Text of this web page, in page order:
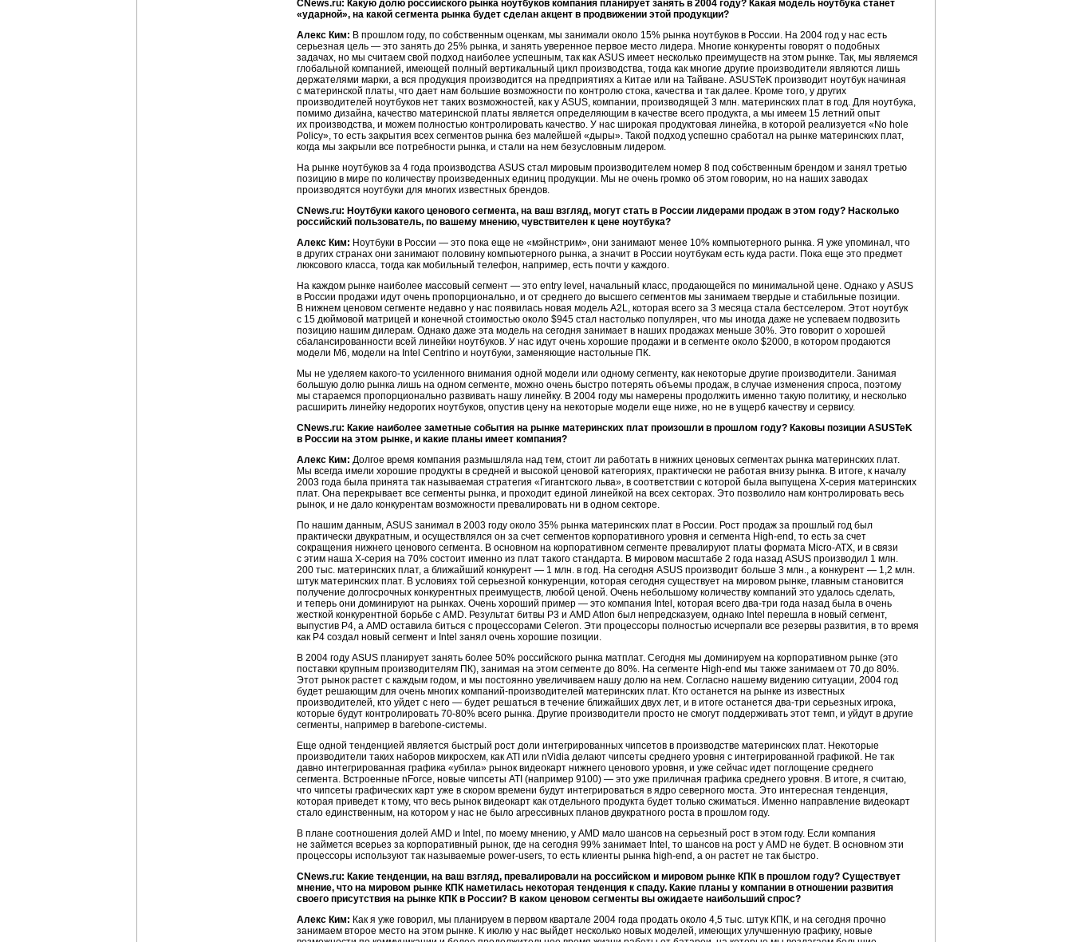
CNews.ru: Какую долю российского рынка ноутбуков компания планирует занять в 2004 году? Какая модель ноутбука станет
«ударной», на какой сегмента рынка будет сделан акцент в продвижении этой продукции?
Алекс Ким: В прошлом году, по собственным оценкам, мы занимали около 15% рынка ноутбуков в России. На 2004 год у нас есть
серьезная цель — это занять до 25% рынка, и занять уверенное первое место лидера. Многие конкуренты говорят о подобных
задачах, но мы считаем свой подход наиболее успешным, так как ASUS имеет несколько преимуществ на этом рынке. Так, мы являемся
глобальной компанией, имеющей полный вертикальный цикл производства, тогда как многие другие производители являются лишь
держателями марки, а вся продукция производится на предприятиях а Китае или на Тайване. ASUSTeK производит ноутбук начиная
с материнской платы, что дает нам большие возможности по контролю стока, качества и так далее. Кроме того, у других
производителей ноутбуков нет таких возможностей, как у ASUS, компании, производящей 3 млн. материнских плат в год. Для ноутбука,
помимо дизайна, качество материнской платы является определяющим в качестве всего продукта, а мы имеем 15 летний опыт
их производства, и можем полностью контролировать качество. У нас широкая продуктовая линейка, в которой реализуется «No hole
Policy», то есть закрытия всех сегментов рынка без малейшей «дыры». Такой подход успешно сработал на рынке материнских плат,
когда мы закрыли все потребности рынка, и стали на нем безусловным лидером.
На рынке ноутбуков за 4 года производства ASUS стал мировым производителем номер 8 под собственным брендом и занял третью
позицию в мире по количеству произведенных единиц продукции. Мы не очень громко об этом говорим, но на наших заводах
производятся ноутбуки для многих известных брендов.
CNews.ru: Ноутбуки какого ценового сегмента, на ваш взгляд, могут стать в России лидерами продаж в этом году? Насколько
российский пользователь, по вашему мнению, чувствителен к цене ноутбука?
Алекс Ким: Ноутбуки в России — это пока еще не «мэйнстрим», они занимают менее 10% компьютерного рынка. Я уже упоминал, что
в других странах они занимают половину компьютерного рынка, а значит в России ноутбукам есть куда расти. Пока еще это предмет
люксового класса, тогда как мобильный телефон, например, есть почти у каждого.
На каждом рынке наиболее массовый сегмент — это entry level, начальный класс, продающейся по минимальной цене. Однако у ASUS
в России продажи идут очень пропорционально, и от среднего до высшего сегментов мы занимаем твердые и стабильные позиции.
В нижнем ценовом сегменте недавно у нас появилась новая модель A2L, которая всего за 3 месяца стала бестселером. Этот ноутбук
с 15 дюймовой матрицей и конечной стоимостью около $945 стал настолько популярен, что мы иногда даже не успеваем подвозить
позицию нашим дилерам. Однако даже эта модель на сегодня занимает в наших продажах меньше 30%. Это говорит о хорошей
сбалансированности всей линейки ноутбуков. У нас идут очень хорошие продажи и в сегменте около $2000, в котором продаются
модели M6, модели на Intel Centrino и ноутбуки, заменяющие настольные ПК.
Мы не уделяем какого-то усиленного внимания одной модели или одному сегменту, как некоторые другие производители. Занимая
большую долю рынка лишь на одном сегменте, можно очень быстро потерять объемы продаж, в случае изменения спроса, поэтому
мы стараемся пропорционально развивать нашу линейку. В 2004 году мы намерены продолжить именно такую политику, и несколько
расширить линейку недорогих ноутбуков, опустив цену на некоторые модели еще ниже, но не в ущерб качеству и сервису.
CNews.ru: Какие наиболее заметные события на рынке материнских плат произошли в прошлом году? Каковы позиции ASUSTeK
в России на этом рынке, и какие планы имеет компания?
Алекс Ким: Долгое время компания размышляла над тем, стоит ли работать в нижних ценовых сегментах рынка материнских плат.
Мы всегда имели хорошие продукты в средней и высокой ценовой категориях, практически не работая внизу рынка. В итоге, к началу
2003 года была принята так называемая стратегия «Гигантского льва», в соответствии с которой была выпущена X-серия материнских
плат. Она перекрывает все сегменты рынка, и проходит единой линейкой на всех секторах. Это позволило нам контролировать весь
рынок, и не дало конкурентам возможности превалировать ни в одном секторе.
По нашим данным, ASUS занимал в 2003 году около 35% рынка материнских плат в России. Рост продаж за прошлый год был
практически двукратным, и осуществлялся он за счет сегментов корпоративного уровня и сегмента High-end, то есть за счет
сокращения нижнего ценового сегмента. В основном на корпоративном сегменте превалируют платы формата Micro-ATX, и в связи
с этим наша Х-серия на 70% состоит именно из плат такого стандарта. В мировом масштабе 2 года назад ASUS производил 1 млн.
200 тыс. материнских плат, а ближайший конкурент — 1 млн. в год. На сегодня ASUS производит больше 3 млн., а конкурент — 1,2 млн.
штук материнских плат. В условиях той серьезной конкуренции, которая сегодня существует на мировом рынке, главным становится
получение долгосрочных конкурентных преимуществ, любой ценой. Очень небольшому количеству компаний это удалось сделать,
и теперь они доминируют на рынках. Очень хороший пример — это компания Intel, которая всего два-три года назад была в очень
жесткой конкурентной борьбе с AMD. Результат битвы Р3 и AMD Atlon был непредсказуем, однако Intel перешла в новый сегмент,
выпустив Р4, а AMD оставила биться с процессорами Celeron. Эти процессоры полностью исчерпали все резервы развития, в то время
как Р4 создал новый сегмент и Intel занял очень хорошие позиции.
В 2004 году ASUS планирует занять более 50% российского рынка матплат. Сегодня мы доминируем на корпоративном рынке (это
поставки крупным производителям ПК), занимая на этом сегменте до 80%. На сегменте High-end мы также занимаем от 70 до 80%.
Этот рынок растет с каждым годом, и мы постоянно увеличиваем нашу долю на нем. Согласно нашему видению ситуации, 2004 год
будет решающим для очень многих компаний-производителей материнских плат. Кто останется на рынке из известных
производителей, кто уйдет с него — будет решаться в течение ближайших двух лет, и в итоге останется два-три серьезных игрока,
которые будут контролировать 70-80% всего рынка. Другие производители просто не смогут поддерживать этот темп, и уйдут в другие
сегменты, например в barebone-системы.
Еще одной тенденцией является быстрый рост доли интегрированных чипсетов в производстве материнских плат. Некоторые
производители таких наборов микросхем, как ATI или nVidia делают чипсеты среднего уровня с интегрированной графикой. Не так
давно интегрированная графика «убила» рынок видеокарт нижнего ценового уровня, и уже сейчас идет поглощение среднего
сегмента. Встроенные nForce, новые чипсеты ATI (например 9100) — это уже приличная графика среднего уровня. В итоге, я считаю,
что чипсеты графических карт уже в скором времени будут интегрироваться в ядро северного моста. Это интересная тенденция,
которая приведет к тому, что весь рынок видеокарт как отдельного продукта будет только сжиматься. Именно направление видеокарт
стало единственным, на котором у нас не было агрессивных планов двукратного роста в прошлом году.
В плане соотношения долей AMD и Intel, по моему мнению, у AMD мало шансов на серьезный рост в этом году. Если компания
не займется всерьез за корпоративный рынок, где на сегодня 99% занимает Intel, то шансов на рост у AMD не будет. В основном эти
процессоры используют так называемые power-users, то есть клиенты рынка high-end, а он растет не так быстро.
CNews.ru: Какие тенденции, на ваш взгляд, превалировали на российском и мировом рынке КПК в прошлом году? Существует
мнение, что на мировом рынке КПК наметилась некоторая тенденция к спаду. Какие планы у компании в отношении развития
своего присутствия на рынке КПК в России? В каком ценовом сегменты вы ожидаете наибольший спрос?
Алекс Ким: Как я уже говорил, мы планируем в первом квартале 2004 года продать около 4,5 тыс. штук КПК, и на сегодня прочно
занимаем второе место на этом рынке. К июлю у нас выйдет несколько новых моделей, имеющих улучшенную графику, новые